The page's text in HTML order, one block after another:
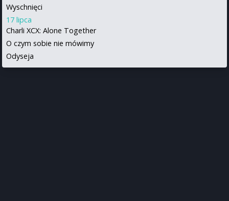
Wyschnięci
17 lipca
Charli XCX: Alone Together
O czym sobie nie mówimy
Odyseja